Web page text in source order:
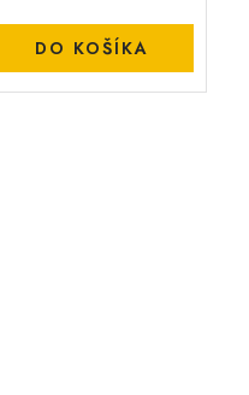
DO KOŠÍKA